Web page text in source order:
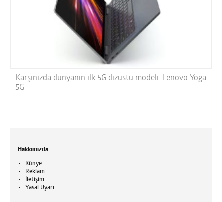
Karşınızda dünyanın ilk 5G dizüstü modeli: Lenovo Yoga
5G
Hakkımızda
Künye
Reklam
İletişim
Yasal Uyarı